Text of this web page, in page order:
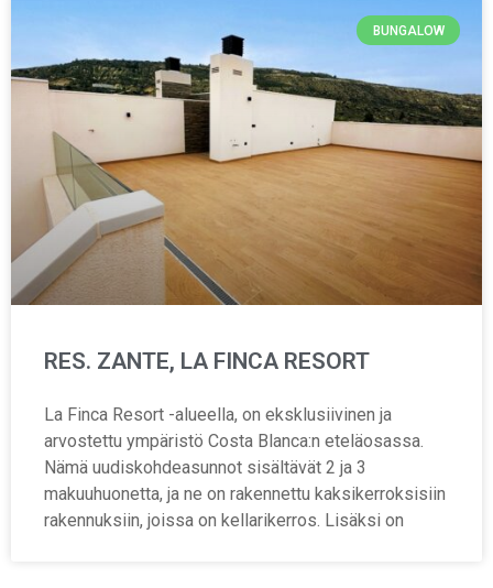
BUNGALOW
RES. ZANTE, LA FINCA RESORT
La Finca Resort -alueella, on eksklusiivinen ja
arvostettu ympäristö Costa Blanca:n eteläosassa.
Nämä uudiskohdeasunnot sisältävät 2 ja 3
makuuhuonetta, ja ne on rakennettu kaksikerroksisiin
rakennuksiin, joissa on kellarikerros. Lisäksi on